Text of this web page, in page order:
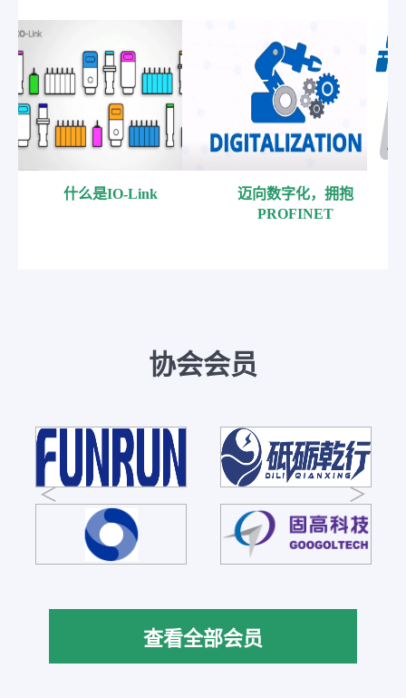
什么是IO-Link
迈向数字化，拥抱
PROFINET
协会会员
查看全部会员